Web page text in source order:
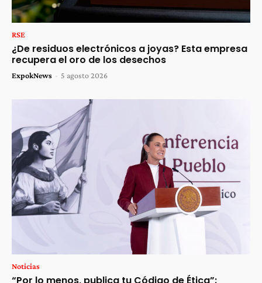
RSE
¿De residuos electrónicos a joyas? Esta empresa
recupera el oro de los desechos
ExpokNews - 5 agosto 2026
Noticias
“Por lo menos, publica tu Código de Ética”: